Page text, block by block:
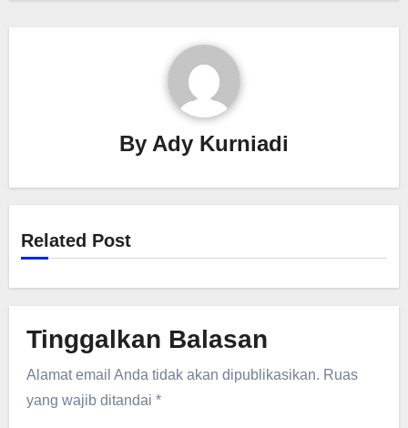
By Ady Kurniadi
Related Post
Tinggalkan Balasan
Alamat email Anda tidak akan dipublikasikan. Ruas
yang wajib ditandai*